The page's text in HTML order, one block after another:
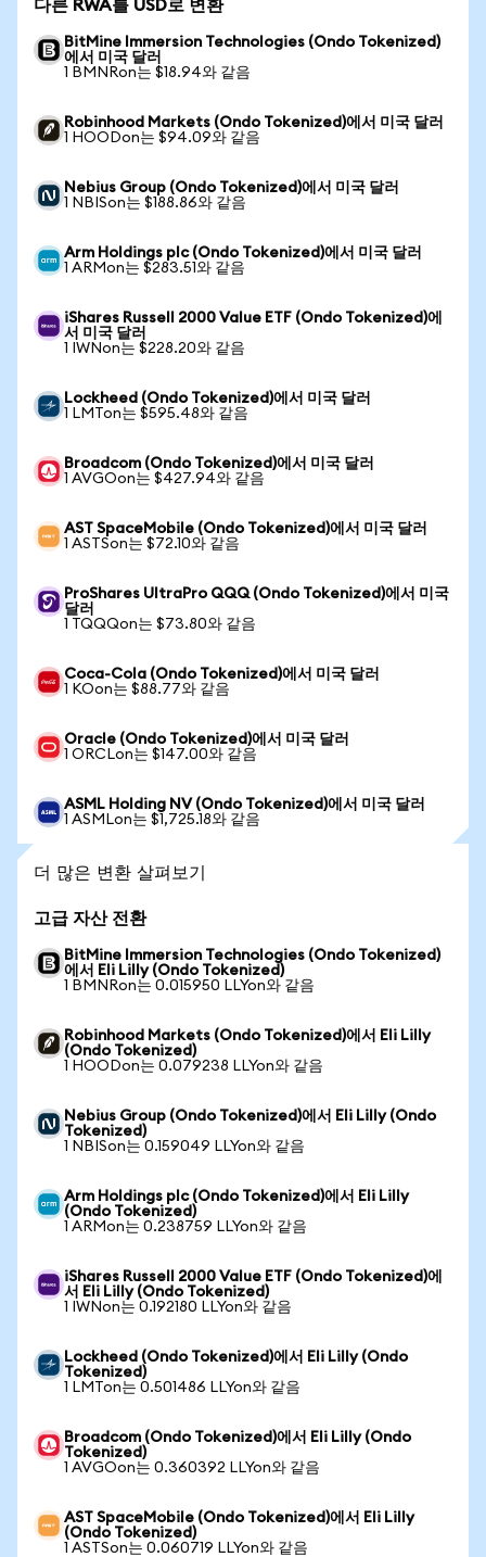
다른 RWA를 USD로 변환
BitMine Immersion Technologies (Ondo Tokenized)
에서 미국 달러
1 BMNRon는 $18.94와 같음
Robinhood Markets (Ondo Tokenized)에서 미국 달러
1 HOODon는 $94.09와 같음
Nebius Group (Ondo Tokenized)에서 미국 달러
1 NBISon는 $188.86와 같음
Arm Holdings plc (Ondo Tokenized)에서 미국 달러
1 ARMon는 $283.51와 같음
iShares Russell 2000 Value ETF (Ondo Tokenized)에
서 미국 달러
1 IWNon는 $228.20와 같음
Lockheed (Ondo Tokenized)에서 미국 달러
1 LMTon는 $595.48와 같음
Broadcom (Ondo Tokenized)에서 미국 달러
1 AVGOon는 $427.94와 같음
AST SpaceMobile (Ondo Tokenized)에서 미국 달러
1 ASTSon는 $72.10와 같음
ProShares UltraPro QQQ (Ondo Tokenized)에서 미국
달러
1 TQQQon는 $73.80와 같음
Coca-Cola (Ondo Tokenized)에서 미국 달러
1 KOon는 $88.77와 같음
Oracle (Ondo Tokenized)에서 미국 달러
1 ORCLon는 $147.00와 같음
ASML Holding NV (Ondo Tokenized)에서 미국 달러
1 ASMLon는 $1,725.18와 같음
더 많은 변환 살펴보기
고급 자산 전환
BitMine Immersion Technologies (Ondo Tokenized)
에서 Eli Lilly (Ondo Tokenized)
1 BMNRon는 0.015950 LLYon와 같음
Robinhood Markets (Ondo Tokenized)에서 Eli Lilly
(Ondo Tokenized)
1 HOODon는 0.079238 LLYon와 같음
Nebius Group (Ondo Tokenized)에서 Eli Lilly (Ondo
Tokenized)
1 NBISon는 0.159049 LLYon와 같음
Arm Holdings plc (Ondo Tokenized)에서 Eli Lilly
(Ondo Tokenized)
1 ARMon는 0.238759 LLYon와 같음
iShares Russell 2000 Value ETF (Ondo Tokenized)에
서 Eli Lilly (Ondo Tokenized)
1 IWNon는 0.192180 LLYon와 같음
Lockheed (Ondo Tokenized)에서 Eli Lilly (Ondo
Tokenized)
1 LMTon는 0.501486 LLYon와 같음
Broadcom (Ondo Tokenized)에서 Eli Lilly (Ondo
Tokenized)
1 AVGOon는 0.360392 LLYon와 같음
AST SpaceMobile (Ondo Tokenized)에서 Eli Lilly
(Ondo Tokenized)
1 ASTSon는 0.060719 LLYon와 같음